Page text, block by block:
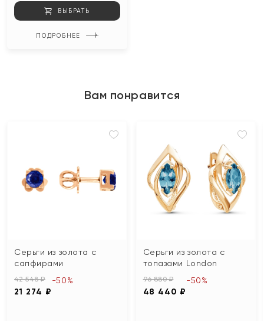
ВЫБРАТЬ
ПОДРОБНЕЕ
Вам понравится
Серьги из золота с
сапфирами
42 548 ₽
21 274 ₽
-50%
Серьги из золота с
топазами London
96 880 ₽
48 440 ₽
-50%